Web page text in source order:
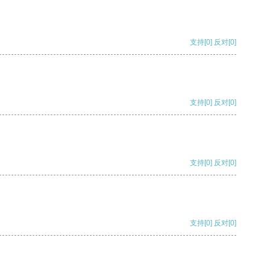
支持[0] 反对[0]
支持[0] 反对[0]
支持[0] 反对[0]
支持[0] 反对[0]